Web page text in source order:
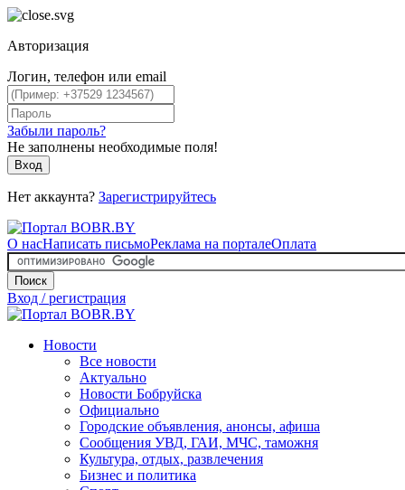
Авторизация
Логин, телефон или email
Забыли пароль?
Не заполнены необходимые поля!
Вход
Нет аккаунта? Зарегистрируйтесь
О насНаписать письмоРеклама на порталеОплата
Поиск
Вход / регистрация
Новости
Все новости
Актуально
Новости Бобруйска
Официально
Городские объявления, анонсы, афиша
Сообщения УВД, ГАИ, МЧС, таможня
Культура, отдых, развлечения
Бизнес и политика